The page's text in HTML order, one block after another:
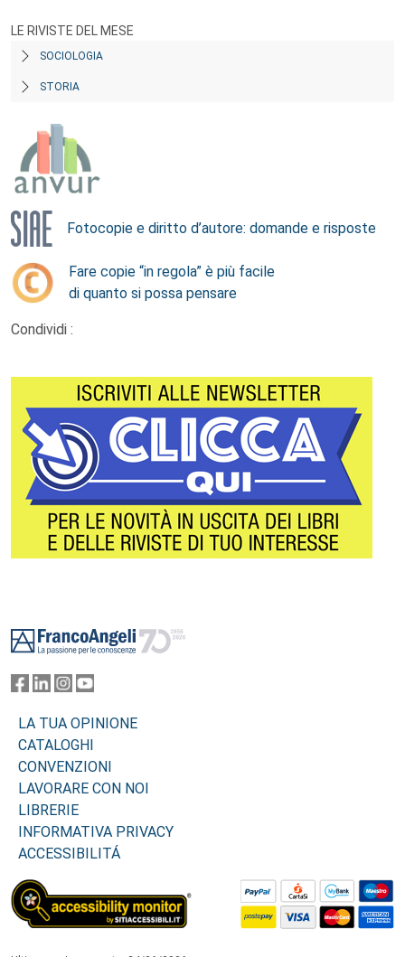
LE RIVISTE DEL MESE
SOCIOLOGIA
STORIA
Fotocopie e diritto d’autore: domande e risposte
Fare copie “in regola” è più facile
di quanto si possa pensare
Condividi :
LA TUA OPINIONE
CATALOGHI
CONVENZIONI
LAVORARE CON NOI
LIBRERIE
INFORMATIVA PRIVACY
ACCESSIBILITÁ